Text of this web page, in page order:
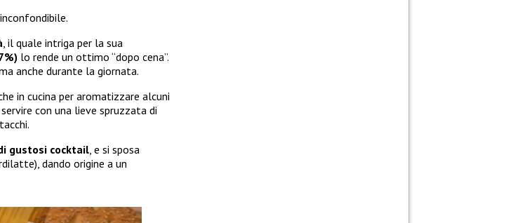
, il quale intriga per la sua
lo rende un ottimo “dopo cena”.
anche durante la giornata.
in cucina per aromatizzare alcuni
con una lieve spruzzata di
gustosi cocktail , e si sposa
dando origine a un